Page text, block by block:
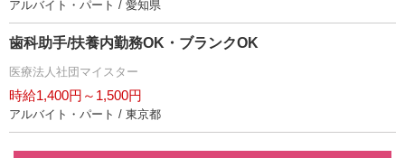
アルバイト・パート / 愛知県
歯科助手/扶養内勤務OK・ブランクOK
医療法人社団マイスター
時給1,400円～1,500円
アルバイト・パート / 東京都